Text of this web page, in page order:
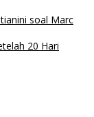
soal Marc
20 Hari